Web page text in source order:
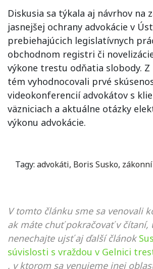
Diskusia sa týkala aj návrhov na
jasnejšej ochrany advokácie v
prebiehajúcich legislatívnych
obchodnom registri či
výkone trestu odňatia slobody.
tém vyhodnocovali prvé
videokonferencií advokátov s
väzniciach a aktuálne otázky
výkonu advokácie.
Tagy: advokáti, Boris Susko,
V tomto článku sme sa venovali
ak máte chuť pokračovať v čítaní,
nenechajte ujsť aj ďalší článok
súvislosti s vraždou v Gelnici
, v ktorom sa venujeme inej